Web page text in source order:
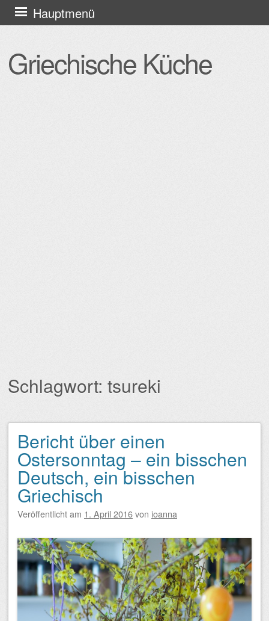
Griechische Küche
Hauptmenü
Zum
Inhalt
Schlagwort: tsureki
Beitragsnavigation
Bericht über einen
Ostersonntag – ein bisschen
Deutsch, ein bisschen
Griechisch
Veröffentlicht am 1. April 2016von ioanna